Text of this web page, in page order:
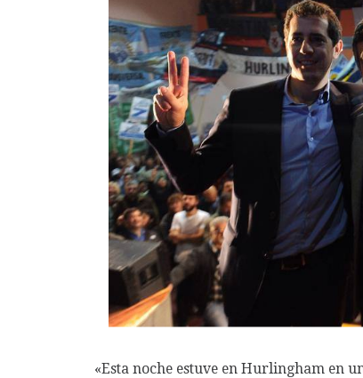
«Esta noche estuve en Hurlingham en